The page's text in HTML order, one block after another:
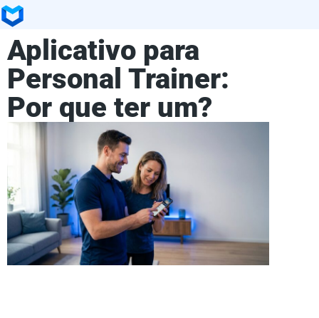
Aplicativo para
Personal Trainer:
Por que ter um?